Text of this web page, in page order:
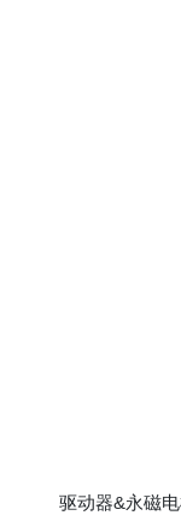
驱动器&永磁